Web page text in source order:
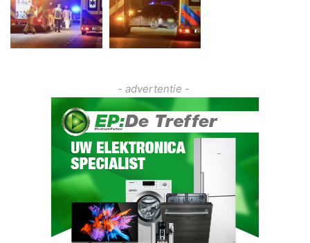
- advertentie -